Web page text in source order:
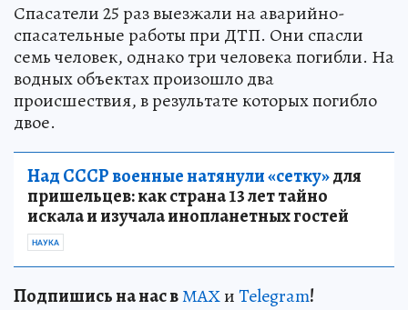
Спасатели 25 раз выезжали на аварийно-
спасательные работы при ДТП. Они спасли
семь человек, однако три человека погибли. На
водных объектах произошло два
происшествия, в результате которых погибло
двое.
Над СССР военные натянули «сетку»для
пришельцев: как страна 13 лет тайно
искала и изучала инопланетных гостей
НАУКА
Подпишись на нас вМАХиTelegram!